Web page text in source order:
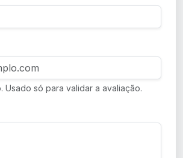
Usado só para validar a avaliação.